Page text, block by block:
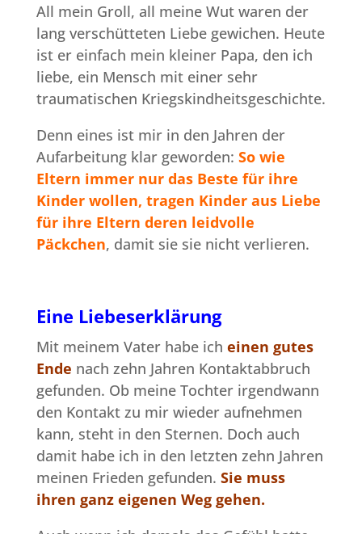
All mein Groll, all meine Wut waren der
lang verschütteten Liebe gewichen. Heute
ist er einfach mein kleiner Papa, den ich
liebe, ein Mensch mit einer sehr
traumatischen Kriegskindheitsgeschichte.
Denn eines ist mir in den Jahren der
Aufarbeitung klar geworden: So wie
Eltern immer nur das Beste für ihre
Kinder wollen, tragen Kinder aus Liebe
für ihre Eltern deren leidvolle
Päckchen, damit sie sie nicht verlieren.
Eine Liebeserklärung
Mit meinem Vater habe ich einen gutes
Ende nach zehn Jahren Kontaktabbruch
gefunden. Ob meine Tochter irgendwann
den Kontakt zu mir wieder aufnehmen
kann, steht in den Sternen. Doch auch
damit habe ich in den letzten zehn Jahren
meinen Frieden gefunden. Sie muss
ihren ganz eigenen Weg gehen.